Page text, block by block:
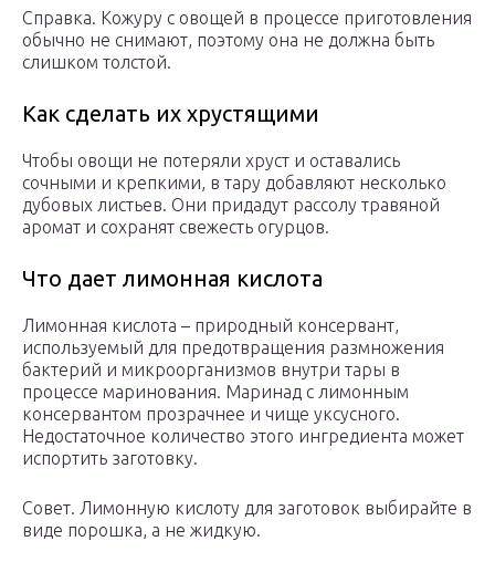
Справка. Кожуру с овощей в процессе приготовления
обычно не снимают, поэтому она не должна быть
слишком толстой.
Как сделать их хрустящими
Чтобы овощи не потеряли хруст и оставались
сочными и крепкими, в тару добавляют несколько
дубовых листьев. Они придадут рассолу травяной
аромат и сохранят свежесть огурцов.
Что дает лимонная кислота
Лимонная кислота – природный консервант,
используемый для предотвращения размножения
бактерий и микроорганизмов внутри тары в
процессе маринования. Маринад с лимонным
консервантом прозрачнее и чище уксусного.
Недостаточное количество этого ингредиента может
испортить заготовку.
Совет. Лимонную кислоту для заготовок выбирайте в
виде порошка, а не жидкую.